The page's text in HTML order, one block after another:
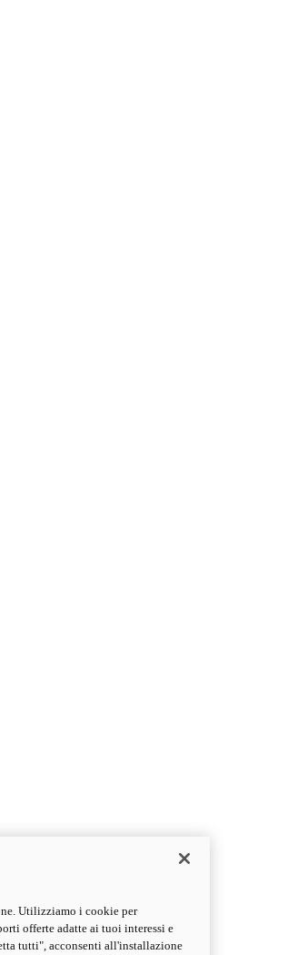
Utilizziamo i cookie per
offerte adatte ai tuoi interessi e
tutti", acconsenti all'installazione